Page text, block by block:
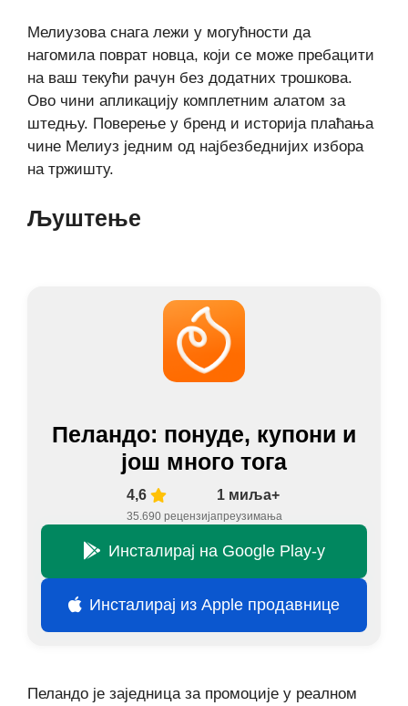
Мелиузова снага лежи у могућности да
нагомила поврат новца, који се може пребацити
на ваш текући рачун без додатних трошкова.
Ово чини апликацију комплетним алатом за
штедњу. Поверење у бренд и историја плаћања
чине Мелиуз једним од најбезбеднијих избора
на тржишту.
Љуштење
Пеландо: понуде, купони и
још много тога
4,6
35.690 рецензија
1 миља+
преузимања
Инсталирај на Google Play-у
Инсталирај из Apple продавнице
Пеландо је заједница за промоције у реалном